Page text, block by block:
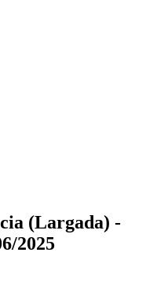
(Largada) -
2025